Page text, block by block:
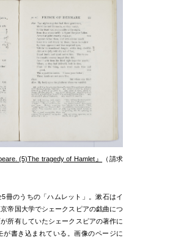
(5)The tragedy of Hamlet』
（請求
冊のうちの「ハムレット」。漱石はイ
帝国大学でシェークスピアの戯曲につ
所有していたシェークスピアの著作に
が書き込まれている。画像のページに